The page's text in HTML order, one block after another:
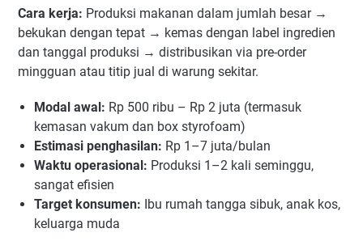
Cara kerja: Produksi makanan dalam jumlah besar →
bekukan dengan tepat → kemas dengan label ingredien
dan tanggal produksi → distribusikan via pre-order
mingguan atau titip jual di warung sekitar.
Modal awal: Rp 500 ribu – Rp 2 juta (termasuk
kemasan vakum dan box styrofoam)
Estimasi penghasilan: Rp 1–7 juta/bulan
Waktu operasional: Produksi 1–2 kali seminggu,
sangat efisien
Target konsumen: Ibu rumah tangga sibuk, anak kos,
keluarga muda